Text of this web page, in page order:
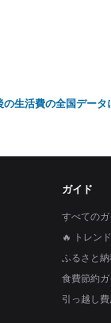
の生活費の全国データ
ガイド
すべての
🔥 トレン
ふるさと
食費節約
引っ越し